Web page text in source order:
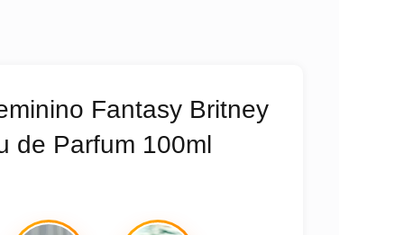
Fantasy Britney
de Parfum 100ml